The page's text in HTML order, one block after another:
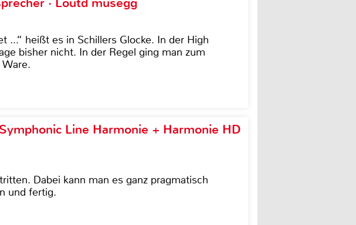
...“ heißt es in Schillers Glocke. In der High
bisher nicht. In der Regel ging man zum
Line Harmonie + Harmonie HD
Dabei kann man es ganz pragmatisch
und fertig.